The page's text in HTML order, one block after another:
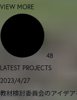
VIEW MORE
48
LATEST PROJECTS
2023/4/27
教材検討委員会のアイデ